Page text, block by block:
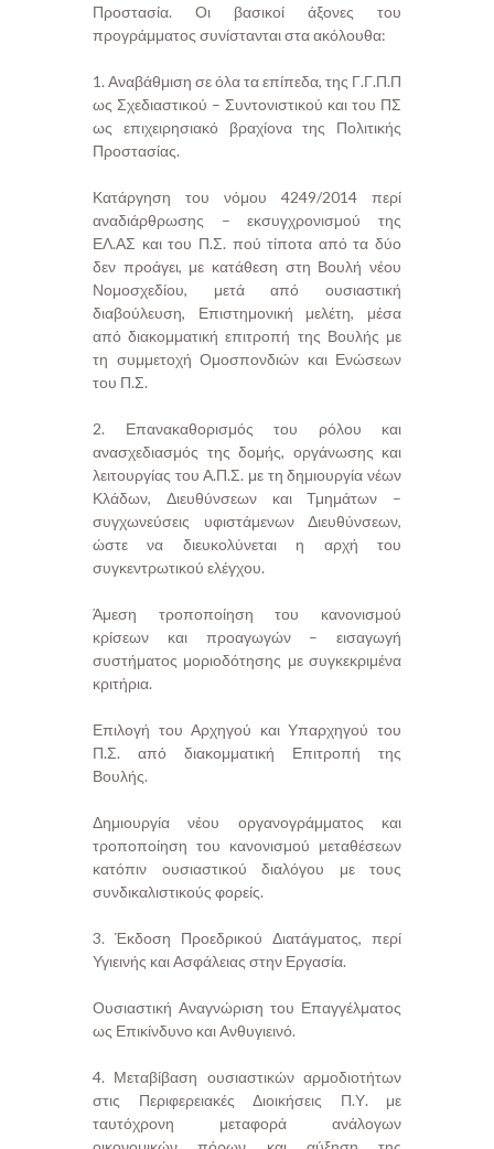
Προστασία. Οι βασικοί άξονες του
προγράμματος συνίστανται στα ακόλουθα:
1. Αναβάθμιση σε όλα τα επίπεδα, της Γ.Γ.Π.Π
ως Σχεδιαστικού – Συντονιστικού και του ΠΣ
ως επιχειρησιακό βραχίονα της Πολιτικής
Προστασίας.
Κατάργηση του νόμου 4249/2014 περί
αναδιάρθρωσης – εκσυγχρονισμού της
ΕΛ.ΑΣ και του Π.Σ. πού τίποτα από τα δύο
δεν προάγει, με κατάθεση στη Βουλή νέου
Νομοσχεδίου, μετά από ουσιαστική
διαβούλευση, Επιστημονική μελέτη, μέσα
από διακομματική επιτροπή της Βουλής με
τη συμμετοχή Ομοσπονδιών και Ενώσεων
του Π.Σ.
2. Επανακαθορισμός του ρόλου και
ανασχεδιασμός της δομής, οργάνωσης και
λειτουργίας του Α.Π.Σ. με τη δημιουργία νέων
Κλάδων, Διευθύνσεων και Τμημάτων –
συγχωνεύσεις υφιστάμενων Διευθύνσεων,
ώστε να διευκολύνεται η αρχή του
συγκεντρωτικού ελέγχου.
Άμεση τροποποίηση του κανονισμού
κρίσεων και προαγωγών – εισαγωγή
συστήματος μοριοδότησης με συγκεκριμένα
κριτήρια.
Επιλογή του Αρχηγού και Υπαρχηγού του
Π.Σ. από διακομματική Επιτροπή της
Βουλής.
Δημιουργία νέου οργανογράμματος και
τροποποίηση του κανονισμού μεταθέσεων
κατόπιν ουσιαστικού διαλόγου με τους
συνδικαλιστικούς φορείς.
3. Έκδοση Προεδρικού Διατάγματος, περί
Υγιεινής και Ασφάλειας στην Εργασία.
Ουσιαστική Αναγνώριση του Επαγγέλματος
ως Επικίνδυνο και Ανθυγιεινό.
4. Μεταβίβαση ουσιαστικών αρμοδιοτήτων
στις Περιφερειακές Διοικήσεις Π.Υ. με
ταυτόχρονη μεταφορά ανάλογων